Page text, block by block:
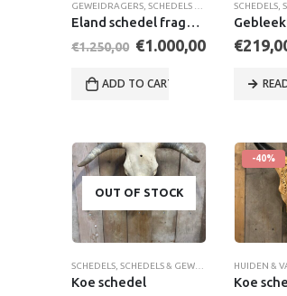
GEWEIDRAGERS SCHEDELS & GEWEIEN
Eland schedel fragment
€1.250,00 Original
was:
€1.250,00.
€1.000,00Current
€1.000,00.
ADD TO CART
SCHEDELS
€
OUT OF STOCK
SCHEDELS SCHEDELS & GEWEIEN
Koe schedel
-40%
HUIDEN &